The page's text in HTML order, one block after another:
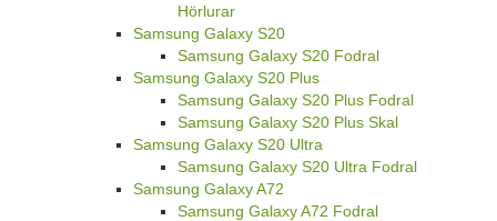
Hörlurar
Samsung Galaxy S20
Samsung Galaxy S20 Fodral
Samsung Galaxy S20 Plus
Samsung Galaxy S20 Plus Fodral
Samsung Galaxy S20 Plus Skal
Samsung Galaxy S20 Ultra
Samsung Galaxy S20 Ultra Fodral
Samsung Galaxy A72
Samsung Galaxy A72 Fodral